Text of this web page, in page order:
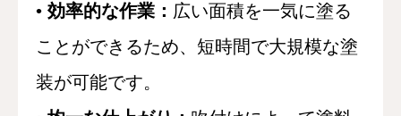
• 効率的な作業： 広い面積を一気に塗る
ことができるため、短時間で大規模な塗
装が可能です。